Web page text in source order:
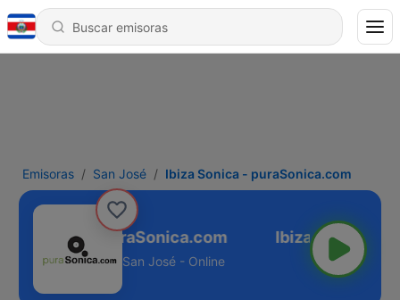
Emisoras San José Ibiza Sonica - puraSonica.com
Sonica - puraSonica.com
San José - Online